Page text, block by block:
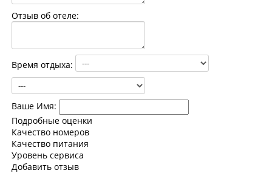
Отзыв об отеле:
Время отдыха:
Ваше Имя:
Подробные оценки
Качество номеров
Качество питания
Уровень сервиса
Добавить отзыв